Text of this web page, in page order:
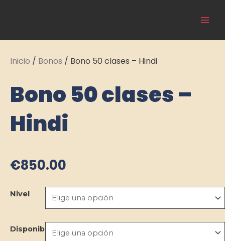
Inicio / Bonos / Bono 50 clases – Hindi
Bono 50 clases –
Hindi
€850.00
Nivel
Disponibilidad
Bono
-